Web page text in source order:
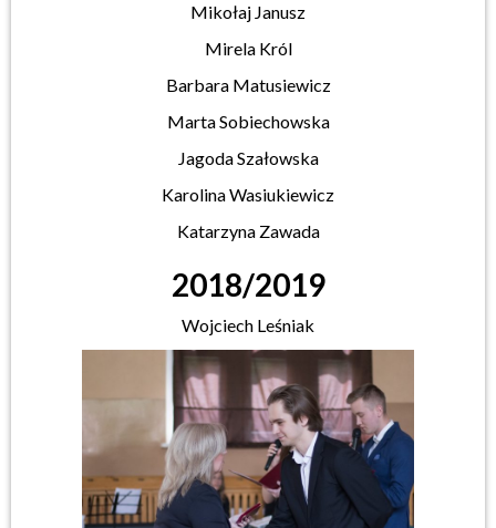
Mikołaj Janusz
Mirela Król
Barbara Matusiewicz
Marta Sobiechowska
Jagoda Szałowska
Karolina Wasiukiewicz
Katarzyna Zawada
2018/2019
Wojciech Leśniak